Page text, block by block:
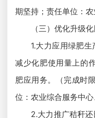
期坚持；责任单位：农
（三）优化升级
1.大力应用绿肥
减少化肥使用量上的
肥应用务。（完成时
位：农业综合服务中心
2.大力推广秸秆